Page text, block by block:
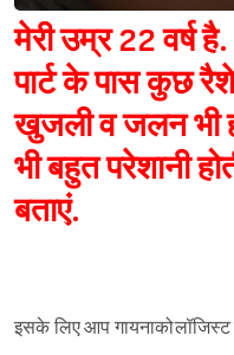
मेरी उम्र 22 वर्ष
पार्ट के पास कुछ
खुजली व जलन भी
भी बहुत परेशानी
बताएं.
इसके लिए आप गायनाकोलॉजिस्ट